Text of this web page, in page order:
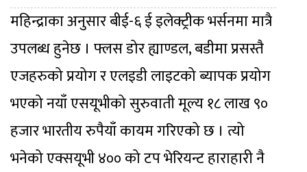
महिन्द्राका अनुसार बीई-६ ई इलेक्ट्रीक भर्सनमा मात्रै
उपलब्ध हुनेछ । फ्लस डोर ह्याण्डल, बडीमा प्रसस्तै
एजहरुको प्रयोग र एलइडी लाइटको ब्यापक प्रयोग
भएको नयाँ एसयूभीको सुरुवाती मूल्य १८ लाख ९०
हजार भारतीय रुपैयाँ कायम गरिएको छ । त्यो
भनेको एक्सयूभी ४०० को टप भेरियन्ट हाराहारी नै